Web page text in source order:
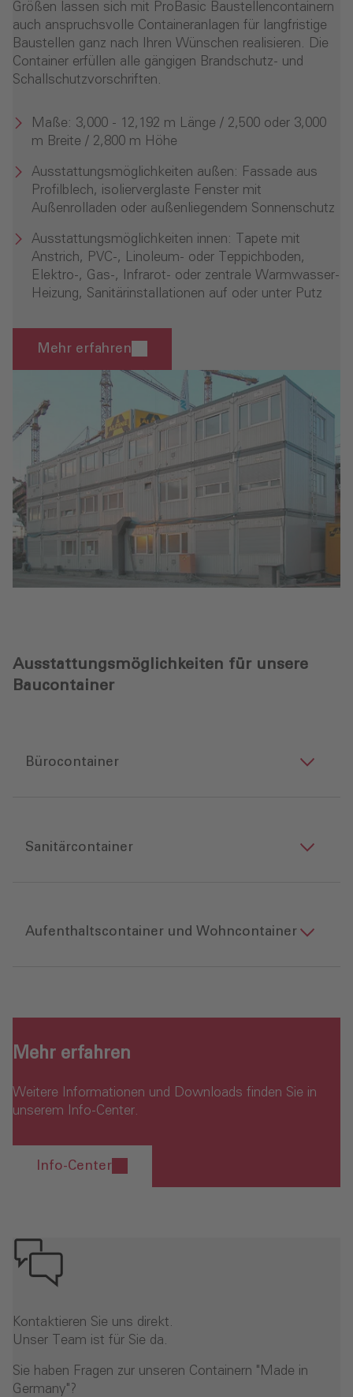
Größen lassen sich mit ProBasic Baustellencontainern
auch anspruchsvolle Containeranlagen für langfristige
Baustellen ganz nach Ihren Wünschen realisieren. Die
Container erfüllen alle gängigen Brandschutz- und
Schallschutzvorschriften.
Maße: 3,000 - 12,192 m Länge / 2,500 oder 3,000
m Breite / 2,800 m Höhe
Ausstattungsmöglichkeiten außen: Fassade aus
Profilblech, isolierverglaste Fenster mit
Außenrolladen oder außenliegendem Sonnenschutz
Ausstattungsmöglichkeiten innen: Tapete mit
Anstrich, PVC-, Linoleum- oder Teppichboden,
Elektro-, Gas-, Infrarot- oder zentrale Warmwasser-
Heizung, Sanitärinstallationen auf oder unter Putz
Mehr erfahren
- ProBASIC
Ausstattungsmöglichkeiten für unsere
Baucontainer
Bürocontainer
Sanitärcontainer
Aufenthaltscontainer und Wohncontainer
Mehr erfahren
Weitere Informationen und Downloads finden Sie in
unserem Info-Center.
Info-Center
- Mehr erfahren
Kontaktieren Sie uns direkt.
Unser Team ist für Sie da.
Sie haben Fragen zur unseren Containern "Made in
Germany"?